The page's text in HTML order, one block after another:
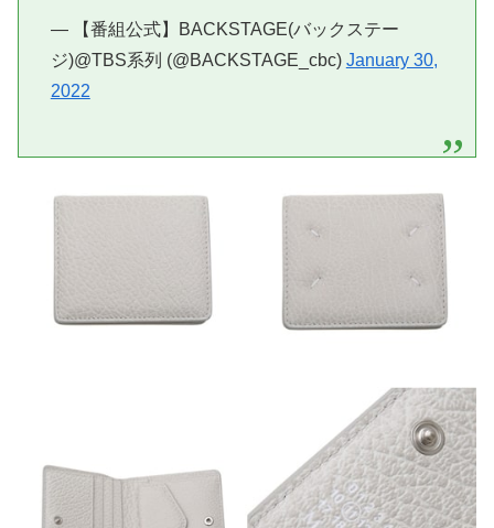
— 【番組公式】BACKSTAGE(バックステー
ジ)@TBS系列 (@BACKSTAGE_cbc) January 30,
2022